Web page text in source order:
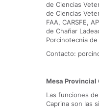
de Ciencias
de Ciencias
FAA, CARSFE,
de Chañar
Porcinotecnia de
Contacto:
Mesa Provincial
Las funciones
Caprina son las